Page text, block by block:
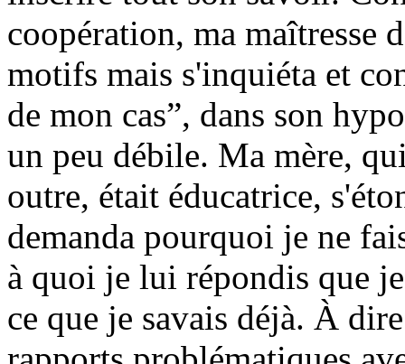
coopération, ma maîtresse
motifs mais s'inquiéta et
de mon cas”, dans son
un peu débile. Ma mère,
outre, était éducatrice,
demanda pourquoi je ne
à quoi je lui répondis que
ce que je savais déjà. À